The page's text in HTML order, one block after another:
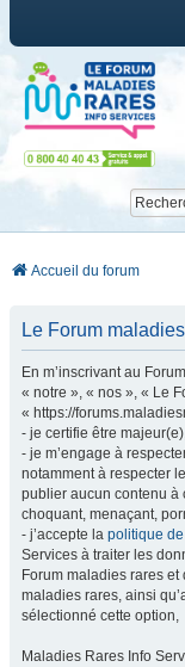
Accueil du forum
Le Forum
En m’inscrivant au
« notre », « nos », « Le
« https://
- je certifie être
- je m’engage à
notamment à respecter
publier aucun contenu à
choquant, menaçant,
- j’accepte la politique
Services à traiter les
Forum maladies rares
maladies rares, ainsi
sélectionné cette option,
Maladies Rares Info